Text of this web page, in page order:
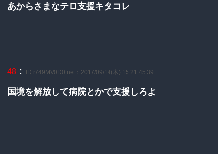
あからさまなテロ支援キタコレ
48 ： ID:r749MV0D0.net：2017/09/14(木) 15:21:45.39
国境を解放して病院とかで支援しろよ